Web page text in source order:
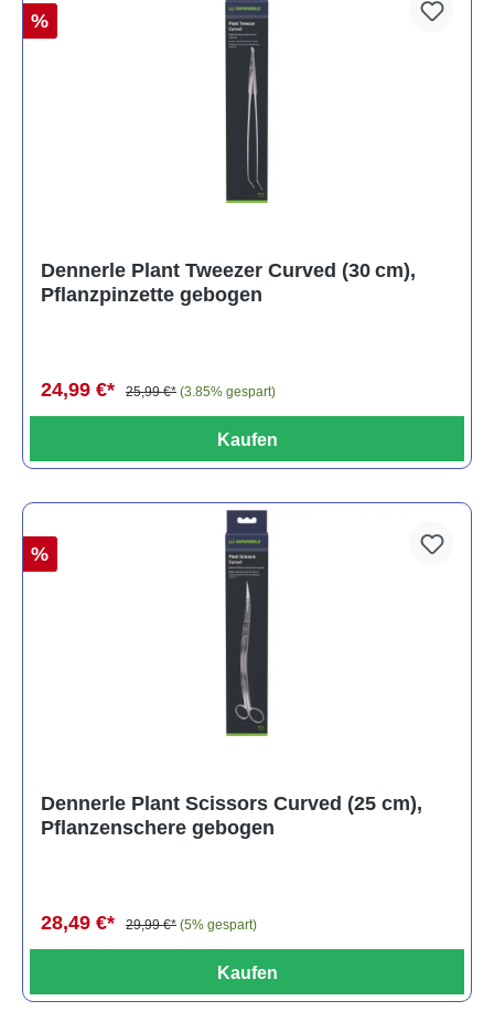
%
Dennerle Plant Tweezer Curved (30 cm),
Pflanzpinzette gebogen
24,99 €* 25,99 €* (3.85% gespart)
Kaufen
%
Dennerle Plant Scissors Curved (25 cm),
Pflanzenschere gebogen
28,49 €* 29,99 €* (5% gespart)
Kaufen